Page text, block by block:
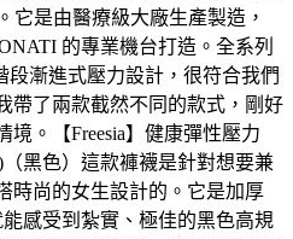
它是由醫療級大廠生產製造，
的專業機台打造。全系列
段漸進式壓力設計，很符合我們
帶了兩款截然不同的款式，剛好
。【Freesia】健康彈性壓力
黑色）這款褲襪是針對想要兼
時尚的女生設計的。它是加厚
感受到紮實、極佳的黑色高規